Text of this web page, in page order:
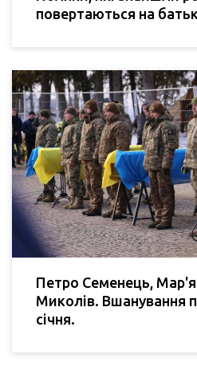
повертаються на
Петро Семенець,
Миколів. Вшанування
січня.